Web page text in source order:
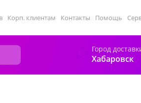
Корп. клиентам Контакты Помощь
Город
Хабаровск